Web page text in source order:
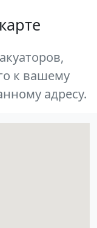
к вашему
адресу.